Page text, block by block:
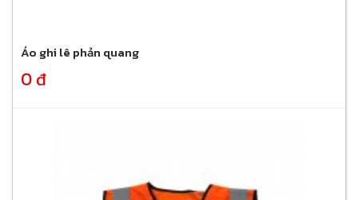
Áo ghi lê phản quang
0 đ